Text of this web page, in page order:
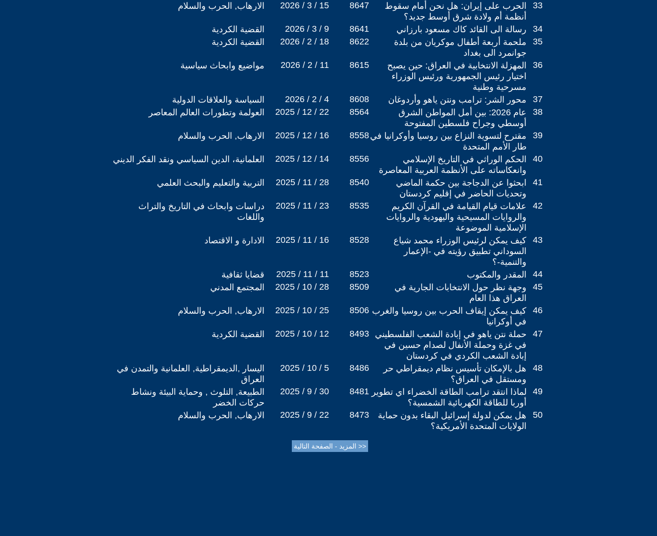
الارهاب, الحرب والسلام 2026 / 3 / 15 8647
الحرب على إيران: هل نحن أمام سقوط
أنظمة أم ولادة شرق أوسط جديد؟
33
القضية الكردية 2026 / 3 / 9 8641 رسالة الى القائد كاك مسعود بارزاني
34
القضية الكردية
2026 / 2 / 18 8622
ملحمة أربعة أطفال موكريان من بلدة
جوانمرد الى بغداد
35
مواضيع وابحاث سياسية 2026 / 2 / 11 8615
المهزلة الانتخابية في العراق: حين يصبح
اختيار رئيس الجمهورية ورئيس الوزراء
مسرحية وطنية
36
السياسة والعلاقات الدولية 2026 / 2 / 4 8608 محور الشر: ترامب ونتن ياهو وأردوغان
37
العولمة وتطورات العالم المعاصر
2025 / 12 / 22 8564
عام 2026: بين أمل المواطن الشرق
أوسطي وجراح فلسطين المفتوحة
38
الارهاب, الحرب والسلام 2025 / 12 / 16 8558مقترح لتسوية النزاع بين روسيا وأوكرانيا في
طار الأمم المتحدة
39
العلمانية، الدين السياسي ونقد الفكر الديني 2025 / 12 / 14 8556
الحكم الوراثي في التاريخ الإسلامي
وانعكاساته على الأنظمة العربية المعاصرة
40
التربية والتعليم والبحث العلمي 2025 / 11 / 28 8540
ابحثوا عن الدجاجة بين حكمة الماضي
وتحديات الحاضر في إقليم كردستان
41
دراسات وابحاث في التاريخ والتراث
واللغات
2025 / 11 / 23 8535
علامات قيام القيامة في القرآن الكريم
والروايات المسيحية واليهودية والروايات
الإسلامية الموضوعة
42
الادارة و الاقتصاد 2025 / 11 / 16 8528
كيف يمكن لرئيس الوزراء محمد شياع
السوداني تطبيق رؤيته في -الإعمار
والتنمية-؟
43
قضايا ثقافية 2025 / 11 / 11 8523 المقدر والمكتوب
44
المجتمع المدني
2025 / 10 / 28 8509
وجهة نظر حول الانتخابات الجارية في
العراق هذا العام
45
الارهاب, الحرب والسلام 2025 / 10 / 25 8506 كيف يمكن إيقاف الحرب بين روسيا والغرب
في أوكرانيا
46
القضية الكردية 2025 / 10 / 12 8493
حملة نتن ياهو في إبادة الشعب الفلسطيني
في غزة وحملة الأنفال لصدام حسين في
إبادة الشعب الكردي في كردستان
47
اليسار ,الديمقراطية, العلمانية والتمدن في
العراق
2025 / 10 / 5 8486
هل بالإمكان تأسيس نظام ديمقراطي حر
ومستقل في العراق؟
48
الطبيعة, التلوث , وحماية البيئة ونشاط
حركات الخضر
2025 / 9 / 30 8481 لماذا انتقد ترامب الطاقة الخضراء اي تطوير
أوربا للطاقة الكهربائية الشمسية؟
49
الارهاب, الحرب والسلام 2025 / 9 / 22 8473
هل يمكن لدولة إسرائيل البقاء بدون حماية
الولايات المتحدة الأمريكية؟
50